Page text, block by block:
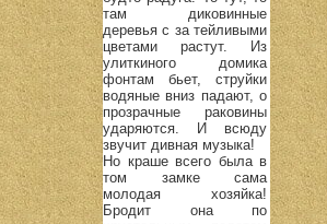
там диковинные
деревья с за тейливыми
цветами растут. Из
улиткиного домика
фонтам бьет, струйки
водяные вниз падают, о
прозрачные раковины
ударяются. И всюду
звучит дивная музыка!
Но краше всего была в
том замке сама
молодая хозяйка!
Бродит она по